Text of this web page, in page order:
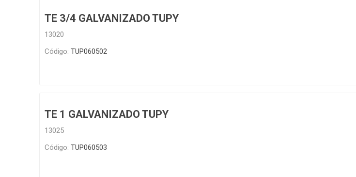
TE 3/4 GALVANIZADO TUPY
13020
Código: TUP060502
TE 1 GALVANIZADO TUPY
13025
Código: TUP060503